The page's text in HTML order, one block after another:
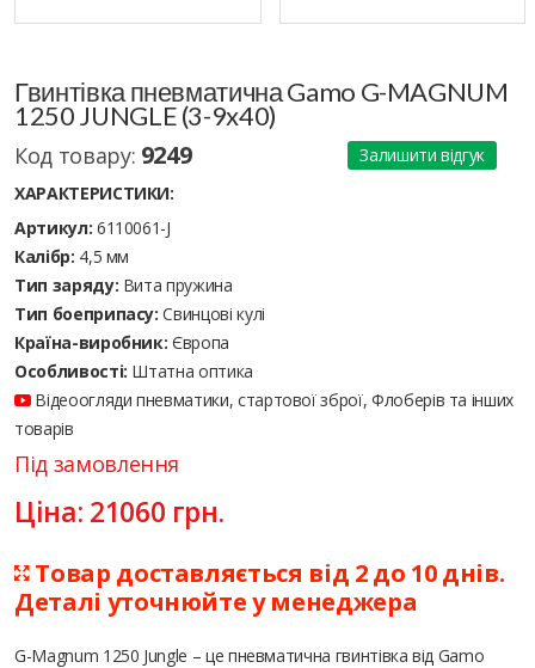
Гвинтівка пневматична Gamo G-MAGNUM
1250 JUNGLE (3-9x40)
Код товару: 9249
Залишити відгук
ХАРАКТЕРИСТИКИ:
Артикул: 6110061-J
Калібр: 4,5 мм
Тип заряду: Вита пружина
Тип боеприпасу: Cвинцові кулі
Країна-виробник: Європа
Особливості: Штатна оптика
Відеоогляди пневматики, стартової зброї, Флоберів та інших
товарів
Під замовлення
Ціна: 21060 грн.
Товар доставляється від 2 до 10 днів.
Деталі уточнюйте у менеджера
G-Magnum 1250 Jungle – це пневматична гвинтівка від Gamo